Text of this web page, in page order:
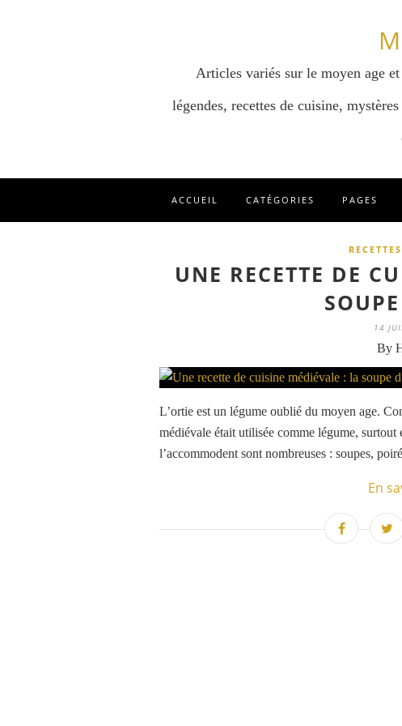
Articles variés sur le moyen age
légendes, recettes de cuisine,
ACCUEIL CATÉGORIES PAGES
UNE RECETTE DE
14
By
L’ortie est un légume oublié du moyen age.
médiévale était utilisée comme légume, surtout
l’accommodent sont nombreuses : soupes,
En